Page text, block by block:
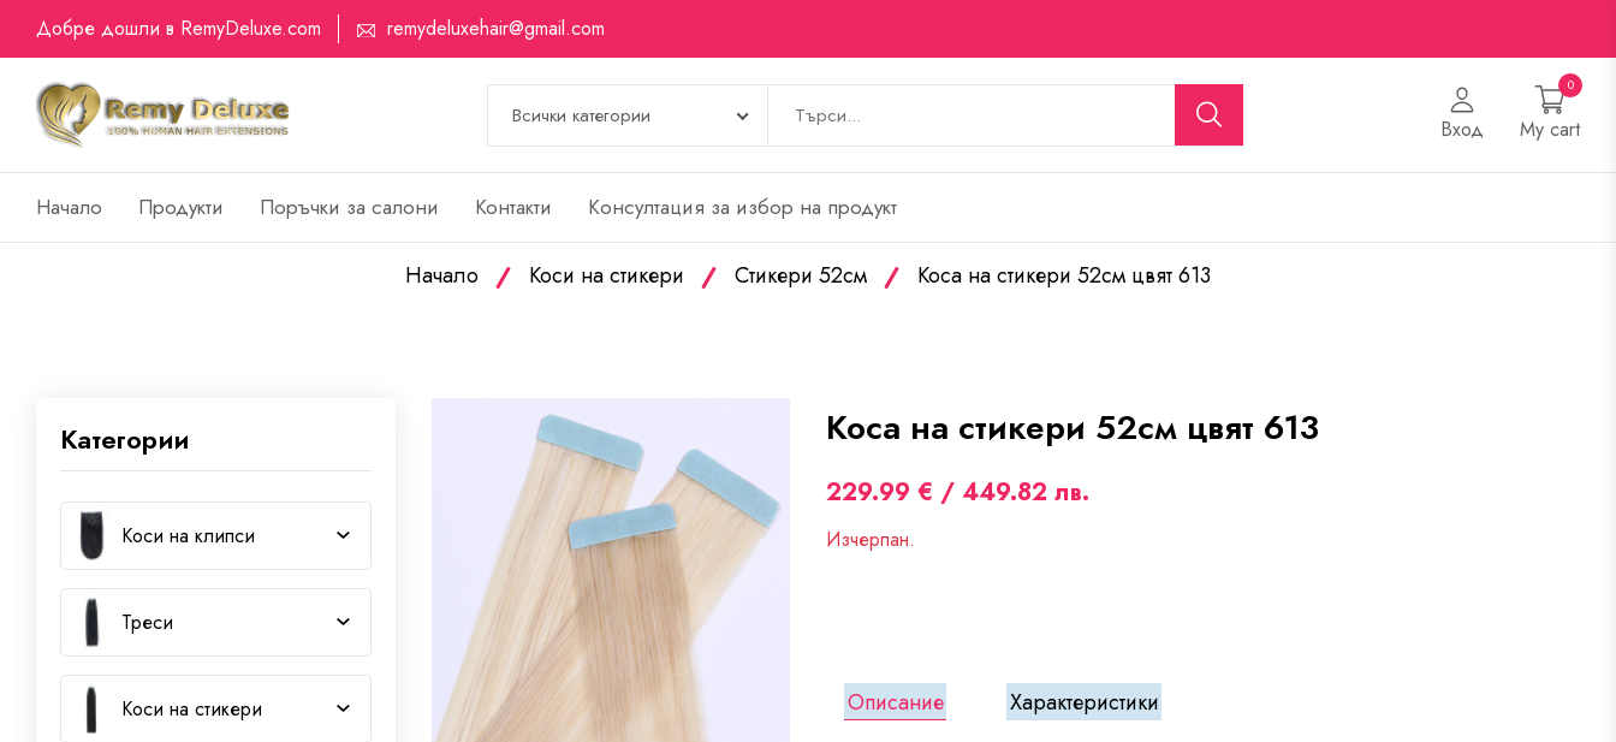
Добре дошли в RemyDeluxe.com remydeluxehair@gmail.com
Вход My cart
0
Начало Продукти Поръчки за салони Контакти Kонсултация за избор на продукт
Начало Коси на стикери Стикери 52см Коса на стикери 52см цвят 613
Категории
Коси на клипси
Треси
Коси на стикери
Коса на стикери 52см цвят 613
229.99 € / 449.82 лв.
Изчерпан.
Описание Характеристики